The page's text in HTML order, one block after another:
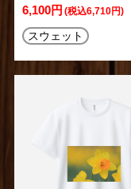
6,100円 (税込6,710円)
スウェット